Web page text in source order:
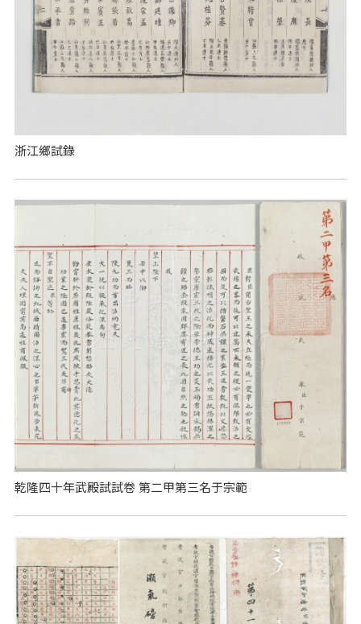
浙江鄉試錄
乾隆四十年武殿試試卷 第二甲第三名于宗範